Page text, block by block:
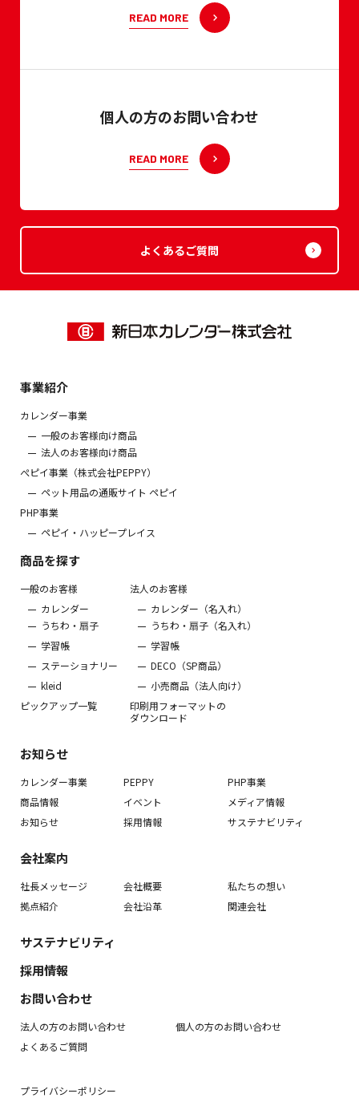
READ MORE
個人の方のお問い合わせ
READ MORE
よくあるご質問
事業紹介
カレンダー事業
一般のお客様向け商品
法人のお客様向け商品
ぺピイ事業（株式会社PEPPY）
ペット用品の通販サイト ペピイ
PHP事業
ペピイ・ハッピープレイス
商品を探す
一般のお客様
カレンダー
うちわ・扇子
学習帳
ステーショナリー
kleid
ピックアップ一覧
法人のお客様
カレンダー（名入れ）
うちわ・扇子（名入れ）
学習帳
DECO（SP商品）
小売商品（法人向け）
印刷用フォーマットの
ダウンロード
お知らせ
カレンダー事業 PEPPY
PHP事業
商品情報
イベント
メディア情報
お知らせ
採用情報 サステナビリティ
会社案内
社長メッセージ 会社概要
私たちの想い
拠点紹介
会社沿革 関連会社
サステナビリティ
採用情報
お問い合わせ
法人の方のお問い合わせ
個人の方のお問い合わせ
よくあるご質問
プライバシーポリシー